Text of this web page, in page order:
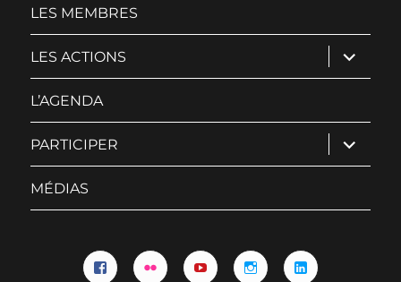
LES MEMBRES
LES ACTIONS ouvrir
le
sous-
L’AGENDA
PARTICIPER ouvrir
le
sous-
MÉDIAS